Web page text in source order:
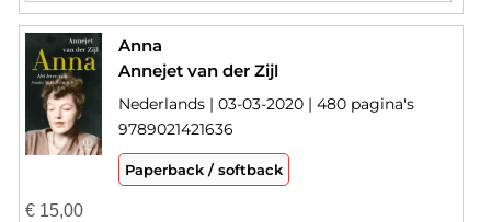
Anna
Annejet van der Zijl
Nederlands | 03-03-2020 | 480 pagina's
9789021421636
Paperback / softback
€15,00